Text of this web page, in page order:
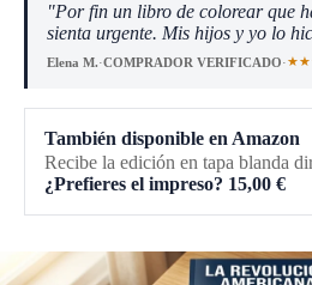
"Por fin un libro de colorear que
sienta urgente. Mis hijos y yo lo
Elena M.·COMPRADOR VERIFICADO·
También disponible en Amazon
Recibe la edición en tapa blanda
¿Prefieres el impreso? 15,00 €